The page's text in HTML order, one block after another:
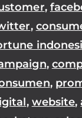
,
,
,
,
, website,